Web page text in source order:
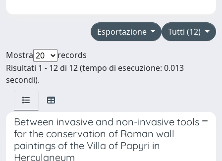
Tutti (12)
Esportazione
Mostra
records
Risultati 1 - 12 di 12 (tempo di esecuzione: 0.013
secondi).
Between invasive and non-invasive tools
for the conservation of Roman wall
paintings of the Villa of Papyri in
Herculaneum